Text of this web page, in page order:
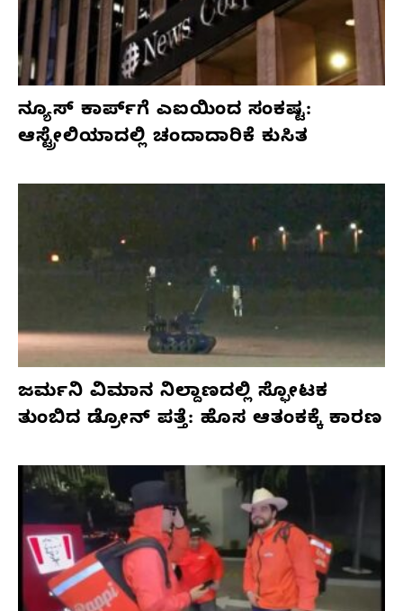
ನ್ಯೂಸ್ ಕಾರ್ಪ್‌ಗೆ ಎಐಯಿಂದ ಸಂಕಷ್ಟ:
ಆಸ್ಟ್ರೇಲಿಯಾದಲ್ಲಿ ಚಂದಾದಾರಿಕೆ ಕುಸಿತ
ಜರ್ಮನಿ ವಿಮಾನ ನಿಲ್ದಾಣದಲ್ಲಿ ಸ್ಫೋಟಕ
ತುಂಬಿದ ಡ್ರೋನ್ ಪತ್ತೆ: ಹೊಸ ಆತಂಕಕ್ಕೆ ಕಾರಣ